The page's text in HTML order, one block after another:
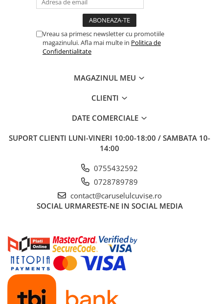
Vreau sa primesc newsletter cu promotiile
magazinului. Afla mai multe in Politica de
Confidentialitate
MAGAZINUL MEU
CLIENTI
DATE COMERCIALE
SUPORT CLIENTI LUNI-VINERI 10:00-18:00 / SAMBATA 10-
14:00
0755432592
0728789789
contact@caruselulcuvise.ro
SOCIAL URMARESTE-NE IN SOCIAL MEDIA